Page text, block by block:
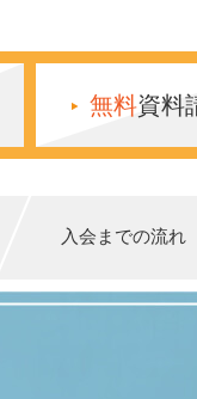
無料資料
入会までの流れ